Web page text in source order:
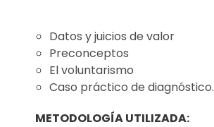
Datos y juicios de valor
Preconceptos
El voluntarismo
Caso práctico de diagnóstico.
METODOLOGÍA UTILIZADA: